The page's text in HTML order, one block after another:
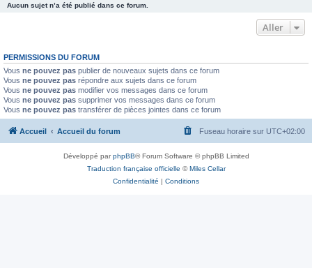
Aucun sujet n’a été publié dans ce forum.
Aller
PERMISSIONS DU FORUM
Vous ne pouvez pas publier de nouveaux sujets dans ce forum
Vous ne pouvez pas répondre aux sujets dans ce forum
Vous ne pouvez pas modifier vos messages dans ce forum
Vous ne pouvez pas supprimer vos messages dans ce forum
Vous ne pouvez pas transférer de pièces jointes dans ce forum
Accueil Accueil du forum Fuseau horaire sur UTC+02:00
Développé parphpBB® Forum Software © phpBB Limited
Traduction française officielle ©Miles Cellar
Confidentialité | Conditions